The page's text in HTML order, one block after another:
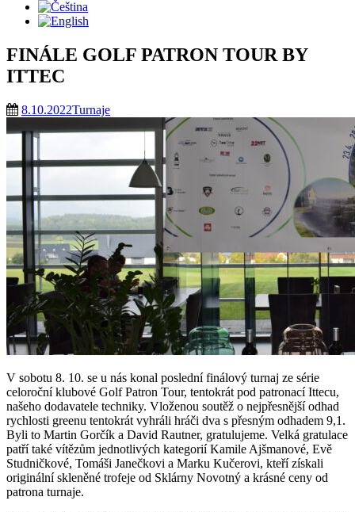
FINÁLE GOLF PATRON TOUR BY
ITTEC
8.10.2022Turnaje
V sobotu 8. 10. se u nás konal poslední finálový turnaj ze série
celoroční klubové Golf Patron Tour, tentokrát pod patronací Ittecu,
našeho dodavatele techniky. Vloženou soutěž o nejpřesnější odhad
rychlosti greenu tentokrát vyhráli hráči dva s přesným odhadem 9,1.
Byli to Martin Gorčík a David Rautner, gratulujeme. Velká gratulace
patří také vítězům jednotlivých kategorií Kamile Ajšmanové, Evě
Studničkové, Tomáši Janečkovi a Marku Kučerovi, kteří získali
originální skleněné trofeje od Sklárny Novotný a krásné ceny od
patrona turnaje.